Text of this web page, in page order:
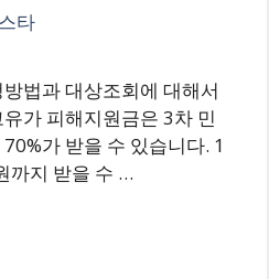
타
법과 대상조회에 대해서
가 피해지원금은 3차 민
가 받을 수 있습니다. 1
까지 받을 수 …